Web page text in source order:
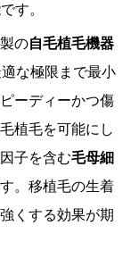
す。
の自毛植毛機器
な極限まで最小
ーディーかつ傷
植毛を可能にし
子を含む毛母細
。移植毛の生着
くする効果が期